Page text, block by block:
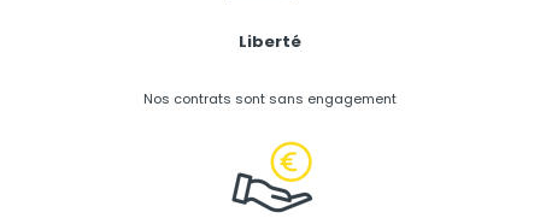
Liberté
Nos contrats sont sans engagement